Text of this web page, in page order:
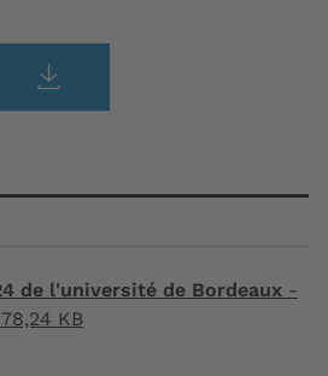
de l'université de Bordeaux -
KB